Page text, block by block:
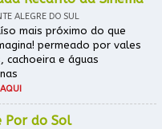
ALEGRE DO SUL
mais próximo do que
permeado por vales
cachoeira e águas
Por do Sol